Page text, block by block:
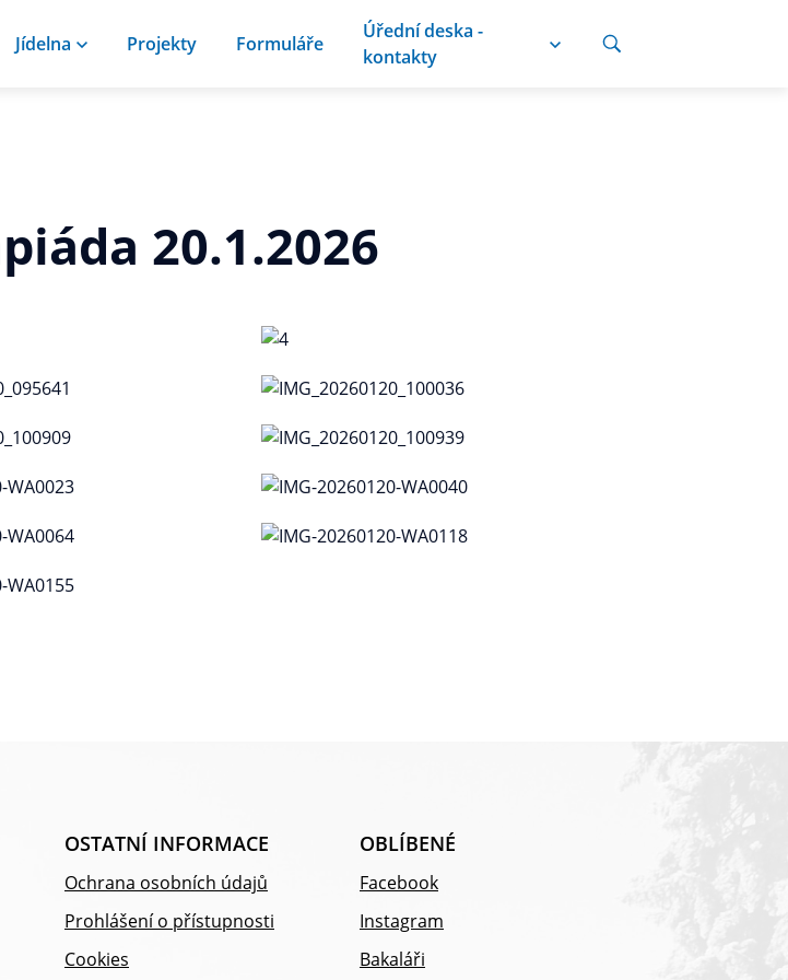
Jídelna Projekty Formuláře
Úřední deska -
kontakty
20.1.2026
OSTATNÍ INFORMACE
Ochrana osobních údajů
Prohlášení o přístupnosti
Cookies
OBLÍBENÉ
Facebook
Instagram
Bakaláři